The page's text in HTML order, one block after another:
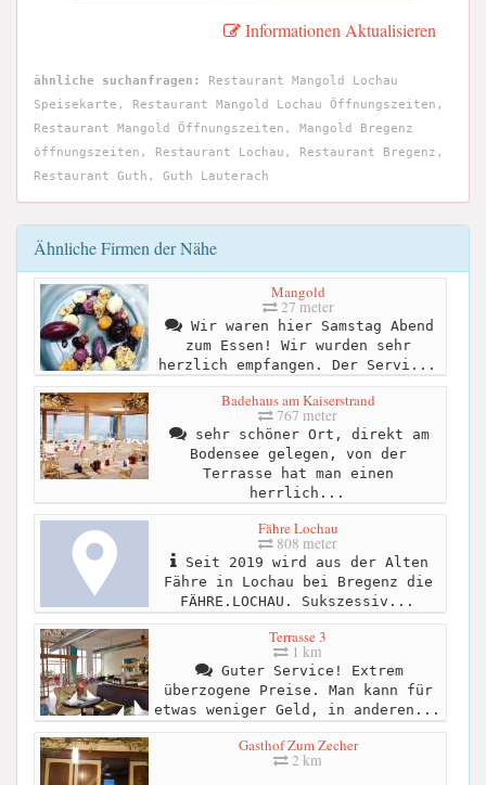
Informationen Aktualisieren
ähnliche suchanfragen:
Restaurant Mangold Lochau
Speisekarte, Restaurant Mangold Lochau Öffnungszeiten,
Restaurant Mangold Öffnungszeiten, Mangold Bregenz
öffnungszeiten, Restaurant Lochau, Restaurant Bregenz,
Restaurant Guth, Guth Lauterach
Ähnliche Firmen der Nähe
Mangold
27 meter
Wir waren hier Samstag Abend
zum Essen! Wir wurden sehr
herzlich empfangen. Der Servi...
Badehaus am Kaiserstrand
767 meter
sehr schöner Ort, direkt am
Bodensee gelegen, von der
Terrasse hat man einen
herrlich...
Fähre Lochau
808 meter
Seit 2019 wird aus der Alten
Fähre in Lochau bei Bregenz die
FÄHRE.LOCHAU. Sukszessiv...
Terrasse 3
1 km
Guter Service! Extrem
überzogene Preise. Man kann für
etwas weniger Geld, in anderen...
Gasthof Zum Zecher
2 km